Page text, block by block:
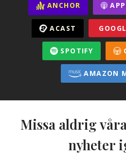
ANCHOR
ACAST
SPOTIFY
AMAZON
Missa aldrig
nyheter